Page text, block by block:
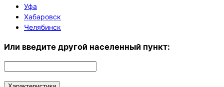
Уфа
Хабаровск
Челябинск
Или введите другой населенный пункт: